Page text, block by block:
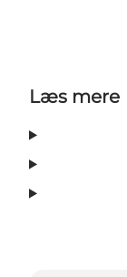
Læs mere